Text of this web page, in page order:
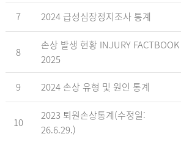
7 2024 급성심장정지조사 통계
8
손상 발생 현황 INJURY FACTBOOK
2025
9 2024 손상 유형 및 원인 통계
10
2023 퇴원손상통계(수정일:
26.6.29.)